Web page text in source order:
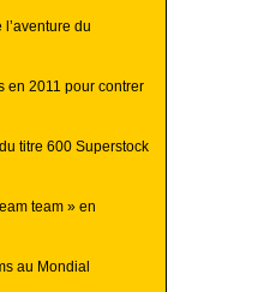
du
en 2011 pour contrer
titre 600 Superstock
team » en
au Mondial